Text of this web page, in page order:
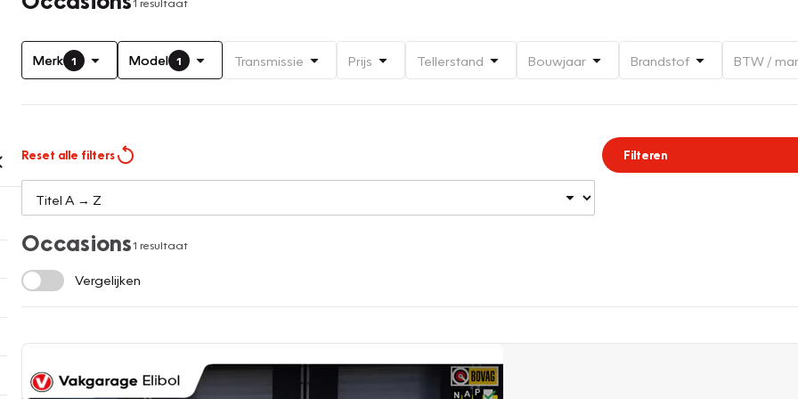
Merk 1 Model 1 Transmissie Prijs Tellerstand Bouwjaar Brandstof BTW /
Reset alle filters Filteren
Occasions1 resultaat
Vergelijken